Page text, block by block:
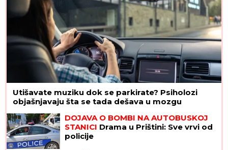
Utišavate muziku dok se parkirate? Psiholozi
objašnjavaju šta se tada dešava u mozgu
DOJAVA O BOMBI NA AUTOBUSKOJ
STANICI Drama u Prištini: Sve vrvi od
policije